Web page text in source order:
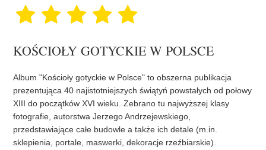
KOŚCIOŁY GOTYCKIE W POLSCE
Album "Kościoły gotyckie w Polsce" to obszerna publikacja
prezentująca 40 najistotniejszych świątyń powstałych od połowy
XIII do początków XVI wieku. Zebrano tu najwyższej klasy
fotografie, autorstwa Jerzego Andrzejewskiego,
przedstawiające całe budowle a także ich detale (m.in.
sklepienia, portale, maswerki, dekoracje rzeźbiarskie).